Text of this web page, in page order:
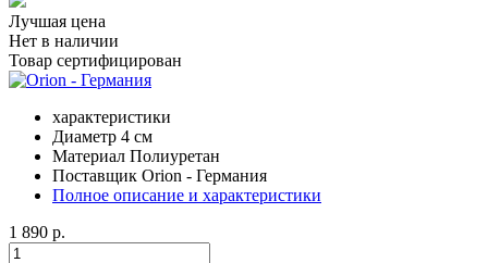
Лучшая цена
Нет в наличии
Товар сертифицирован
характеристики
Диаметр 4 см
Материал Полиуретан
Поставщик Orion - Германия
Полное описание и характеристики
1 890 р.